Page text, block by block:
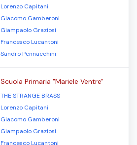
Lorenzo Capitani
Giacomo Gamberoni
Giampaolo Graziosi
Francesco Lucantoni
Sandro Pennacchini
Scuola Primaria "Mariele Ventre"
THE STRANGE BRASS
Lorenzo Capitani
Giacomo Gamberoni
Giampaolo Graziosi
Francesco Lucantoni